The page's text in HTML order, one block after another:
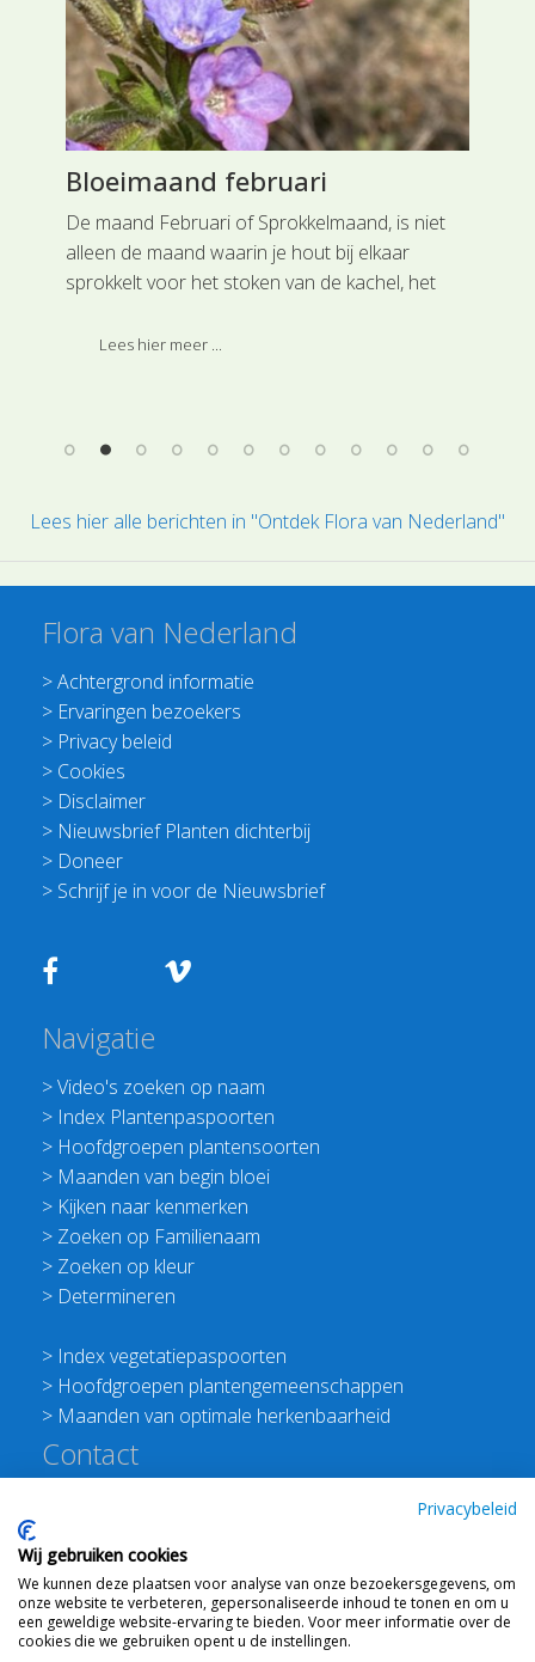
Bloeimaand februari
De maand Februari of Sprokkelmaand, is niet
alleen de maand waarin je hout bij elkaar
sprokkelt voor het stoken van de kachel, het
met 3,3 C maar net iets meer dan in januari.
Lees hier meer ...
Lees hier alle berichten in "Ontdek Flora van Nederland"
Flora van Nederland
>Achtergrond informatie
> Ervaringen bezoekers
> Privacy beleid
> Cookies
> Disclaimer
> Nieuwsbrief Planten dichterbij
> Doneer
> Schrijf je in voor de Nieuwsbrief
Navigatie
>Video's zoeken op naam
> Index Plantenpaspoorten
> Hoofdgroepen plantensoorten
> Maanden van begin bloei
> Kijken naar kenmerken
> Zoeken op Familienaam
> Zoeken op kleur
> Determineren
> Index vegetatiepaspoorten
> Hoofdgroepen plantengemeenschappen
> Maanden van optimale herkenbaarheid
Contact
E:info@floravannederland.nl
Plein 1992 70F 6221JP Maastricht
T: 06 41237586
KVK: 76114821 btw: NL860512289B01
Privacybeleid
Wij gebruiken cookies
We kunnen deze plaatsen voor analyse van onze bezoekersgegevens, om
onze website te verbeteren, gepersonaliseerde inhoud te tonen en om u
een geweldige website-ervaring te bieden. Voor meer informatie over de
cookies die we gebruiken opent u de instellingen.